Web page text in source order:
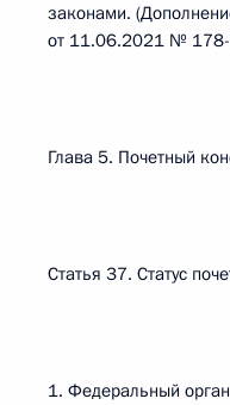
законами.
от 11.06.2021 №
Глава 5. Почетный
Статья 37. Статус
1. Федеральный